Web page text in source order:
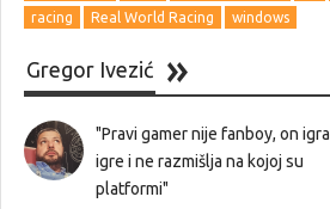
racing
Real World Racing windows
Gregor Ivezić
"Pravi gamer nije fanboy, on igra
igre i ne razmišlja na kojoj su
platformi"